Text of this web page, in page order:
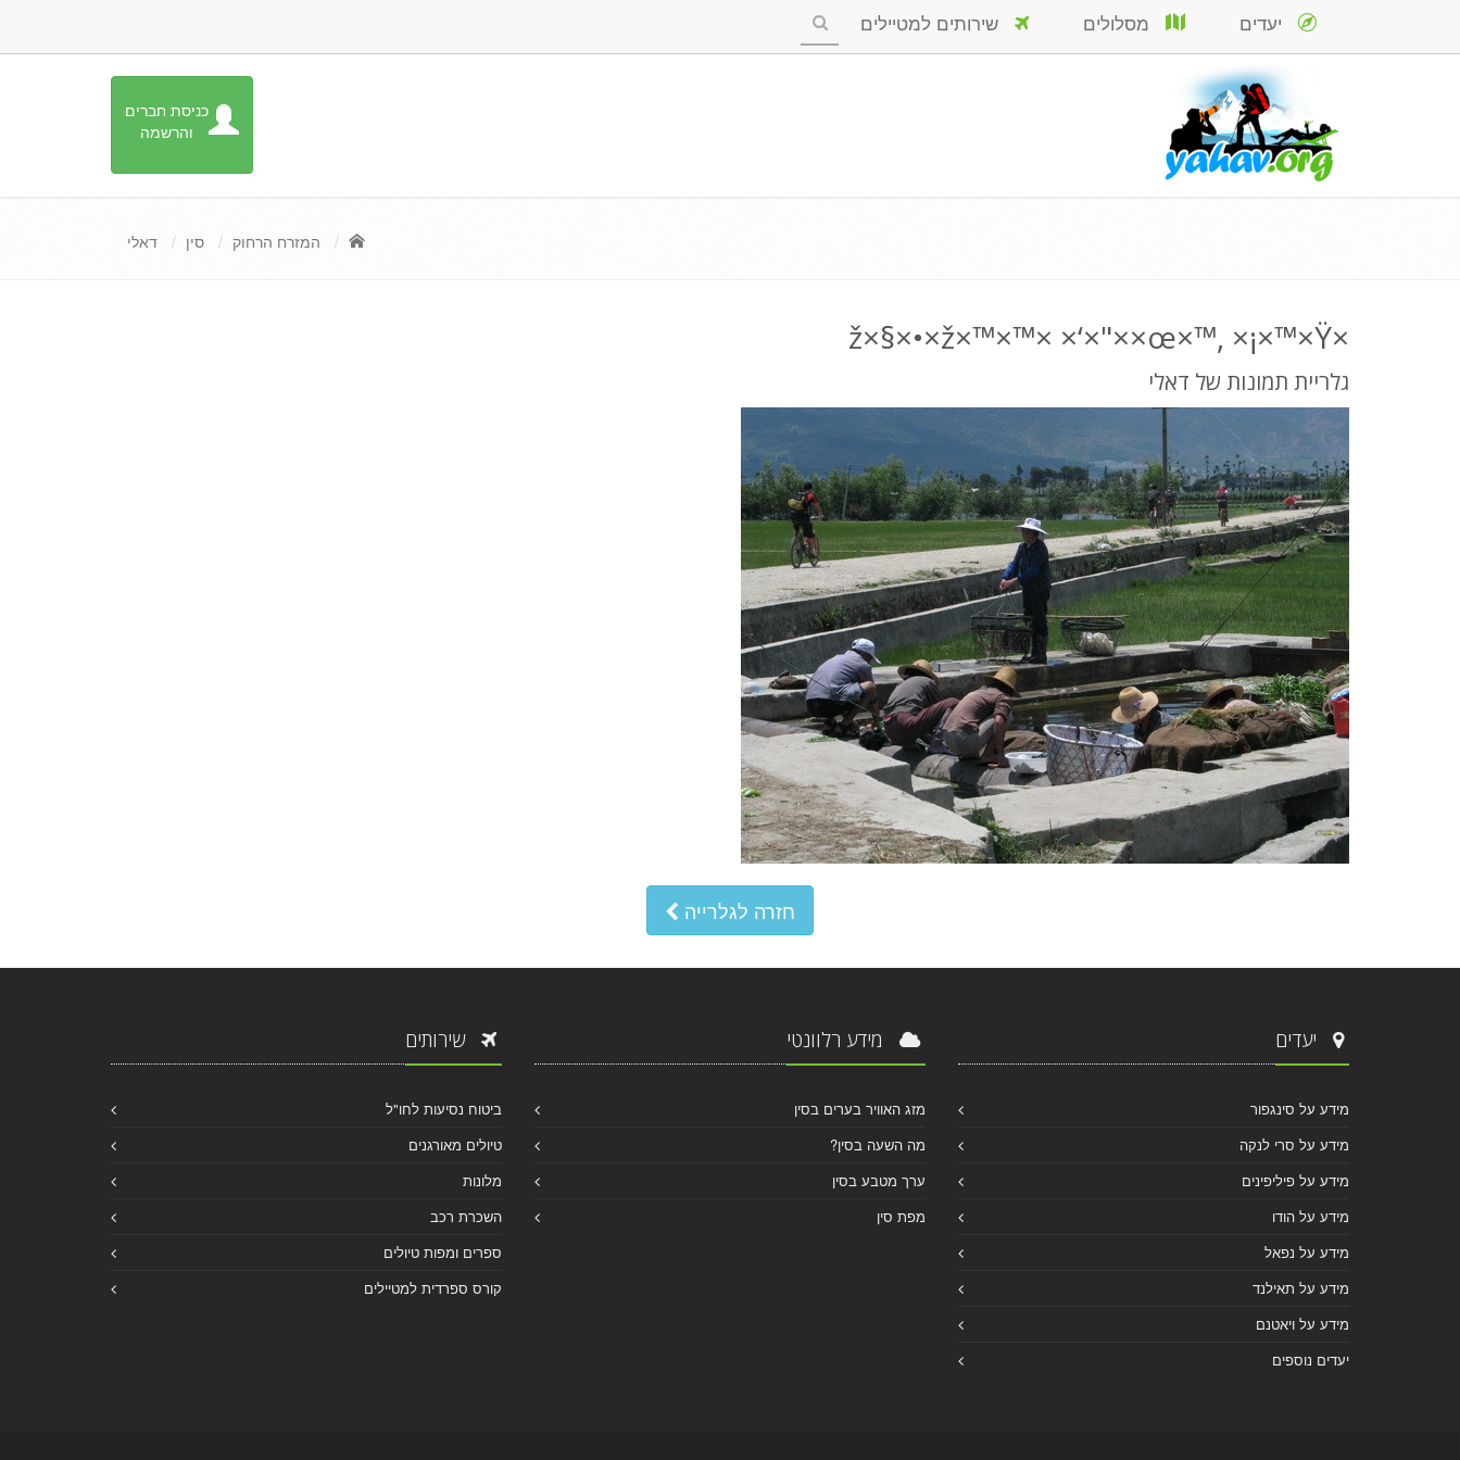
כניסת חברים
והרשמה
יעדים מסלולים שירותים למטיילים
המזרח הרחוק סין דאלי
×ž×§×•×ž×™×™× ×‘×"××œ×™, ×¡×™×Ÿ
גלריית תמונות של דאלי
חזרה לגלרייה
יעדים
מידע על סינגפור
מידע על סרי לנקה
מידע על פיליפינים
מידע על הודו
מידע על נפאל
מידע על תאילנד
מידע על ויאטנם
יעדים נוספים
מידע רלוונטי
מזג האוויר בערים בסין
מה השעה בסין?
ערך מטבע בסין
מפת סין
שירותים
ביטוח נסיעות לחו"ל
טיולים מאורגנים
מלונות
השכרת רכב
ספרים ומפות טיולים
קורס ספרדית למטיילים